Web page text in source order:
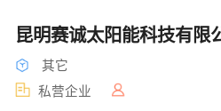
昆明赛诚太阳能科技有限
其它
私营企业